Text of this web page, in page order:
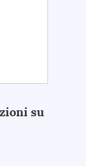
su